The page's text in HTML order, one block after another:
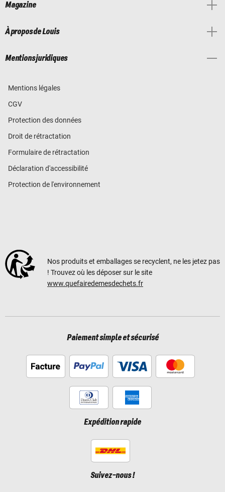
Magazine
À propos de Louis
Mentions juridiques
Mentions légales
CGV
Protection des données
Droit de rétractation
Formulaire de rétractation
Déclaration d'accessibilité
Protection de l'environnement
Nos produits et emballages se recyclent, ne les jetez pas
! Trouvez où les déposer sur le site
www.quefairedemesdechets.fr
Paiement simple et sécurisé
Expédition rapide
Suivez-nous !